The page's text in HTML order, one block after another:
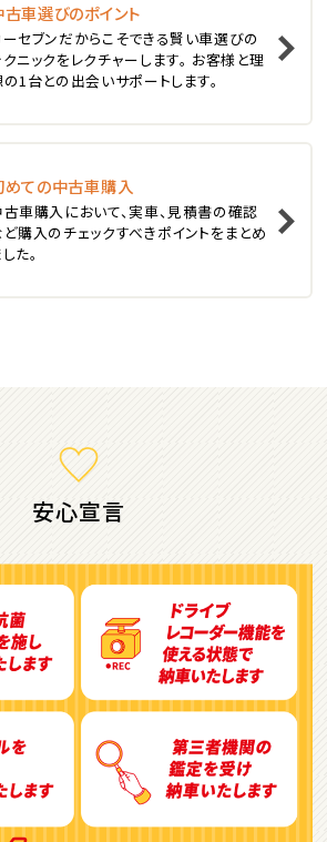
2位
スバル
レガシィツーリングワゴン
3位
トヨタ
カローラフィールダー
2
アルファード
位
トヨタ
ヴォクシー
古車選びのポイント
ーセブンだからこそできる賢い車選びの
ニックをレクチャーします。 お客様と理
1台との出会いサポートします。
めての中古車購入
車購入において、実車、見積書の確認
ど購入のチェックすべきポイントをまとめ
た。
安心宣言